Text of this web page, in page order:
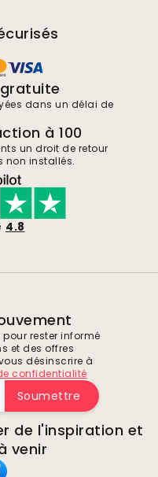
dans un délai de
à 100
un droit de retour
non installés.
4.8
rester informé
et des offres
désinscrire à
confidentialité
Soumettre
de l'inspiration et
venir